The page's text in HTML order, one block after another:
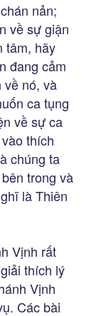
nản;
về sự giận
tâm, hãy
đang cảm
về nó, và
ca tụng
về sự ca
thích
chúng ta
trong và
là Thiên
Vịnh rất
thích lý
Vịnh
Các bài